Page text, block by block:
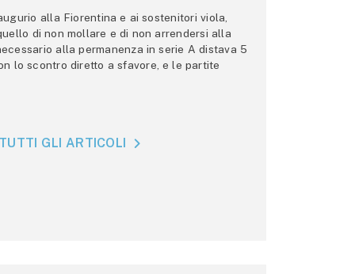
alla Fiorentina e ai sostenitori viola,
di non mollare e di non arrendersi alla
alla permanenza in serie A distava 5
lo scontro diretto a sfavore, e le partite
GLI ARTICOLI